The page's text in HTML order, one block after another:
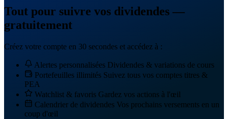
Tout pour suivre vos dividendes —
gratuitement
Créez votre compte en 30 secondes et accédez à :
Alertes personnalisées Dividendes & variations de cours
Portefeuilles illimités Suivez tous vos comptes titres &
PEA
Watchlist & favoris Gardez vos actions à l'œil
Calendrier de dividendes Vos prochains versements en un
coup d'œil